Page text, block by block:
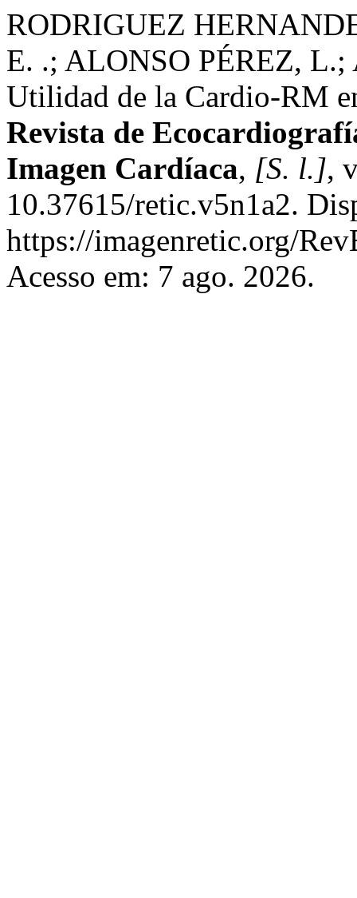
RODRIGUEZ
E. .; ALONSO PÉREZ,
Utilidad de la Cardio-RM
Revista de
Imagen Cardíaca, [S. l.],
10.37615/retic.v5n1a2.
https://imagenretic.org/
Acesso em: 7 ago. 2026.